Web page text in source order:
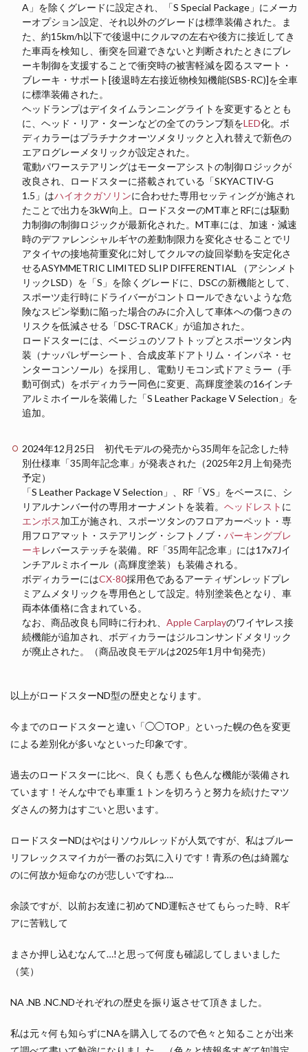
A」を除くグレードに設定され、「S Special Package」にメーカ
ーオプション設定、それ以外のグレードは標準装備された。ま
た、約15km/h以下で後退中にクルマの左右や後方に接近してき
た車両を検知し、衝突を回避できないと判断されたときにブレ
ーキ制御を支援することで衝突時の被害軽減を図るスマート・
ブレーキ・サポート[後退時左右接近物検知機能(SBS-RC)]を全車
に標準装備された。
ヘッドランプはデイタイムランニングライトを変更するととも
に、ヘッド・リア・ターンなどの全てのランプ類をLED化。ボ
ディカラーはプラチナクオーツメタリックと入れ替えで新色の
エアログレーメタリックが設定された。
電動パワーステアリングはモーターアシストの制御ロジックが
改良され、ロードスターに搭載されている「SKYACTIV-G
1.5」はハイオクガソリンに合わせた専用セッティングが施され
たことで出力を3kW向上。ロードスターのMT車とRFには駆動
力制御の制御ロジックが最新化された。MT車には、加速・減速
時のデファレンシャルギヤの差動制限力を変化させることでリ
アタイヤの接地荷重変化に対してクルマの旋回挙動を安定化さ
せるASYMMETRIC LIMITED SLIP DIFFERENTIAL （アシンメト
リックLSD）を「S」を除くグレードに、DSCの新機能として、
スポーツ走行時にドライバーがコントロールできないような危
険なスピン挙動に陥った場合のみに介入して車体への傷つきの
リスクを低減させる「DSC-TRACK」が追加された。
ロードスターには、ベージュのソフトトップとスポーツタン内
装（ナッパレザーシート、合成皮革ドアトリム・インパネ・セ
ンターコンソール）を採用し、電動リモコン式ドアミラー（手
動可倒式）をボディカラー同色に変更、高輝度塗装の16インチ
アルミホイールを装備した「S Leather Package V Selection」を
追加。
2024年12月25日 初代モデルの発売から35周年を記念した特
別仕様車「35周年記念車」が発表された（2025年2月上旬発売
予定）
「S Leather Package V Selection」、RF「VS」をベースに、シ
リアルナンバー付の専用オーナメントを装着。 ヘッドレスト に
エンボス加工が施され、スポーツタンのフロアカーペット・専
用フロアマット・ステアリング・シフトノブ・ パーキングブレ
ーキレバーステッチを装備。RF「35周年記念車」には17x7Jイ
ンチアルミホイール（高輝度塗装）も装備される。
ボディカラーにはCX-80採用色であるアーティザンレッドプレ
ミアムメタリックを専用色として設定。特別塗装色となり、車
両本体価格に含まれている。
なお、商品改良も同時に行われ、 Apple Carplayのワイヤレス接
続機能が追加され、ボディカラーはジルコンサンドメタリック
が廃止された。（商品改良モデルは2025年1月中旬発売）
以上がロードスターND型の歴史となります。
今までのロードスターと違い「◯◯TOP」といった幌の色を変更
による差別化が多いなといった印象です。
過去のロードスターに比べ、良くも悪くも色んな機能が装備され
ています！そんな中でも車重１トンを切ろうと努力を続けたマツ
ダさんの努力はすごいと思います。
ロードスターNDはやはりソウルレッドが人気ですが、私はブルー
リフレックスマイカが一番のお気に入りです！青系の色は綺麗な
のに何故か短命なのが悲しいですね….
余談ですが、以前お友達に初めてND運転させてもらった時、Rギ
アに苦戦して
まさか押し込むなんて…!と思って何度も確認してしまいました
（笑）
NA .NB .NC.NDそれぞれの歴史を振り返させて頂きました。
私は元々何も知らずにNAを購入してるので色々と知ることが出来